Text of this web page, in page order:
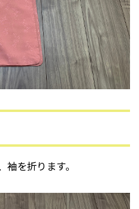
袖を折ります。